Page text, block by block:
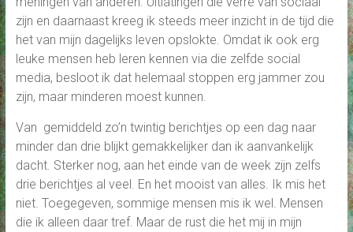
zijn en daarnaast kreeg ik steeds meer inzicht in de tijd die
het van mijn dagelijks leven opslokte. Omdat ik ook erg
leuke mensen heb leren kennen via die zelfde social
media, besloot ik dat helemaal stoppen erg jammer zou
zijn, maar minderen moest kunnen.
Van gemiddeld zo’n twintig berichtjes op een dag naar
minder dan drie blijkt gemakkelijker dan ik aanvankelijk
dacht. Sterker nog, aan het einde van de week zijn zelfs
drie berichtjes al veel. En het mooist van alles. Ik mis het
niet. Toegegeven, sommige mensen mis ik wel. Mensen
die ik alleen daar tref. Maar de rust die het mij in mijn